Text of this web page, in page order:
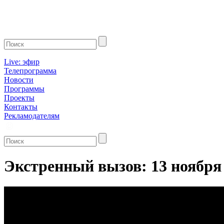
Live: эфир
Телепрограмма
Новости
Программы
Проекты
Контакты
Рекламодателям
Экстренный вызов: 13 ноября